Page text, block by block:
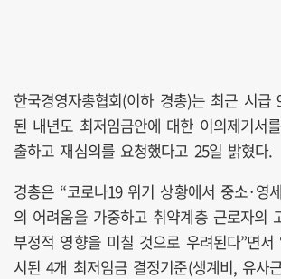
한국경영자총협회(이하 경총)는 최근 시급
된 내년도 최저임금안에 대한 이의제기서
출하고 재심의를 요청했다고 25일 밝혔다.
경총은 “코로나19 위기 상황에서 중소·영
의 어려움을 가중하고 취약계층 근로자의
부정적 영향을 미칠 것으로 우려된다”면서
시된 4개 최저임금 결정기준(생계비, 유사